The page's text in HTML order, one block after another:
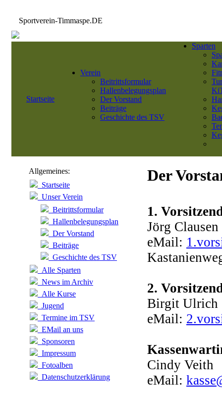
Sportverein-Timmaspe.DE
Startseite
Verein
Beitrittsformular
Hallenbelegungsplan
Der Vorstand
Beiträge
Geschichte des TSV
Sparten
Allgemeines:
Startseite
Unser Verein
Beitrittsformular
Hallenbelegungsplan
Der Vorstand
Beiträge
Geschichte des TSV
Alle Sparten
News im Archiv
Alle Kurse
Jugend
Termine im TSV
EMail an uns
Sponsoren
Impressum
Fotoalben
Datenschutzerklärung
Der
1.
Jörg Clausen
eMail:
2.
Birgit Ulrich
eMail:
Cindy Veith
eMail: